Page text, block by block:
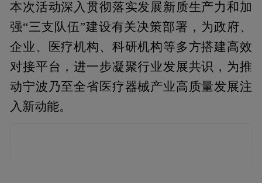
本次活动深入贯彻落实发展新质生产力和加
强“三支队伍”建设有关决策部署，为政府、
企业、医疗机构、科研机构等多方搭建高效
对接平台，进一步凝聚行业发展共识，为推
动宁波乃至全省医疗器械产业高质量发展注
入新动能。